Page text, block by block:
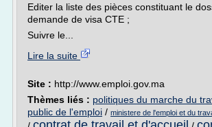
Editer la liste des pièces constituant le
demande de visa CTE ;
Suivre le...
Lire la suite
Site : http://www.emploi.gov.ma
Thèmes liés : politiques du marche du
public de l'emploi / ministere de l'emploi et du